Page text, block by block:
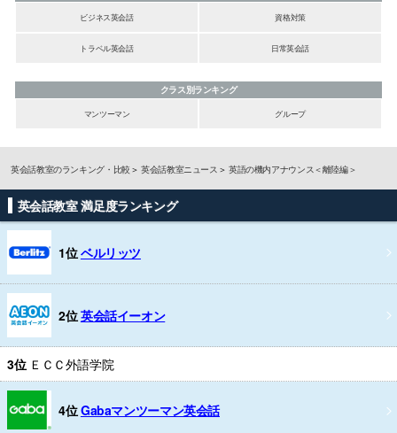
ビジネス英会話
資格対策
トラベル英会話 日常英会話
クラス別ランキング
マンツーマン
グループ
英会話教室のランキング・比較 英会話教室ニュース 英語の機内アナウンス＜離陸編＞
英会話教室 満足度ランキング
1位ベルリッツ
2位英会話イーオン
3位 ＥＣＣ外語学院
4位Gabaマンツーマン英会話